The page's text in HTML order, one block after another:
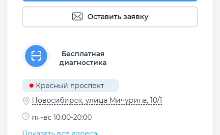
Оставить заявку
Бесплатная
диагностика
Красный проспект
Новосибирск, улица Мичурина, 10/1
пн-вс 10:00-20:00